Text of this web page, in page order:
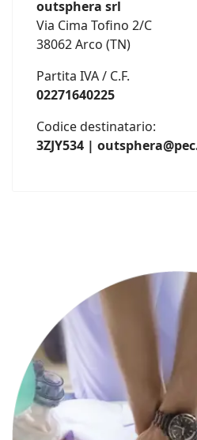
outsphera srl
Via Cima Tofino 2/C
38062 Arco (TN)
Partita IVA / C.F.
02271640225
Codice destinatario:
3ZJY534 |